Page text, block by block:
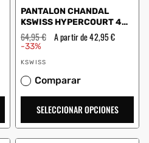
PANTALON CHANDAL
KSWISS HYPERCOURT 4
MUJER
Precio
habitual
64,95 € Precio
de
A partir de 42,95 €
-33%
Proveedor:
KSWISS
Comparar
SELECCIONAR OPCIONES